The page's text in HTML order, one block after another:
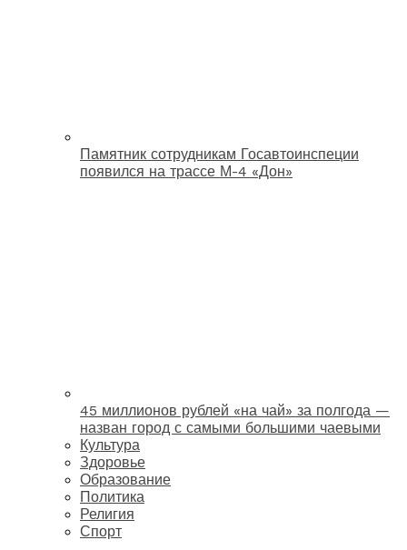
Памятник сотрудникам Госавтоинспеции
появился на трассе М-4 «Дон»
45 миллионов рублей «на чай» за полгода —
назван город с самыми большими чаевыми
Культура
Здоровье
Образование
Политика
Религия
Спорт